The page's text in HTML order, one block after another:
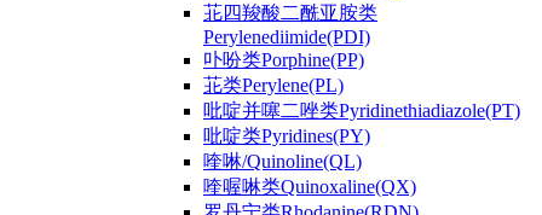
苝四羧酸二酰亚胺类
Perylenediimide(PDI)
卟吩类Porphine(PP)
苝类Perylene(PL)
吡啶并噻二唑类Pyridinethiadiazole(PT)
吡啶类Pyridines(PY)
喹啉/Quinoline(QL)
喹喔啉类Quinoxaline(QX)